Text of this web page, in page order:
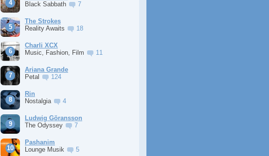
Black Sabbath
7
The Strokes
Reality Awaits
18
Charli XCX
Music, Fashion, Film
11
Ariana Grande
Petal
124
Rin
Nostalgia
4
Ludwig Göransson
The Odyssey
7
Pashanim
Lounge Musik
5